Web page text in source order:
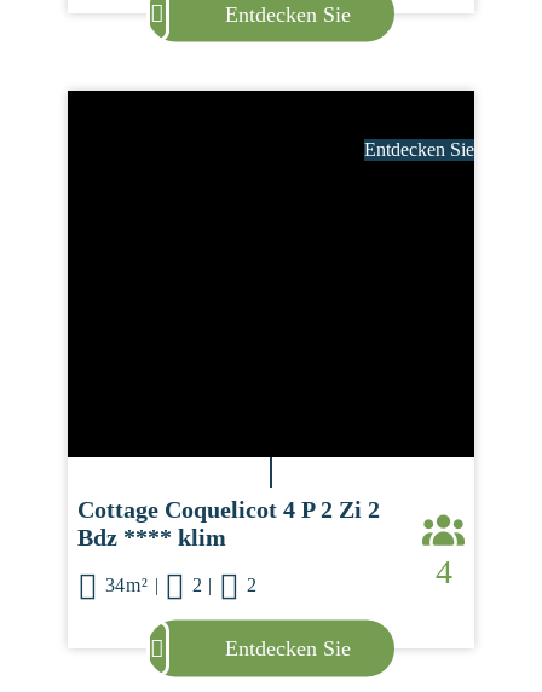
Entdecken Sie
Entdecken Sie
Cottage Coquelicot 4 P 2 Zi 2
Bdz **** klim
34m² | 2 | 2 4
Entdecken Sie